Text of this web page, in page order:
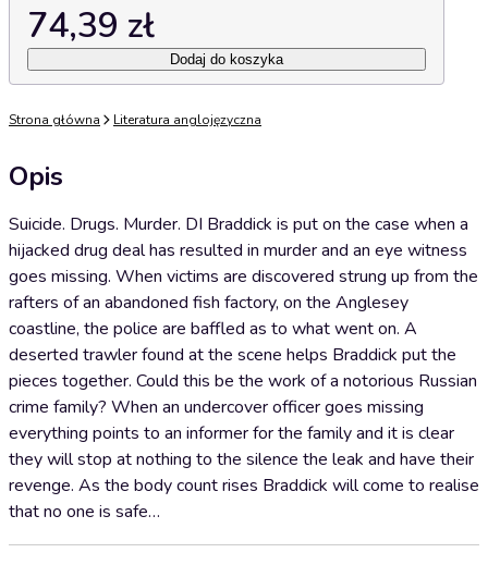
74,39 zł
Dodaj do koszyka
Strona główna Literatura anglojęzyczna
Opis
Suicide. Drugs. Murder. DI Braddick is put on the case when a
hijacked drug deal has resulted in murder and an eye witness
goes missing. When victims are discovered strung up from the
rafters of an abandoned fish factory, on the Anglesey
coastline, the police are baffled as to what went on. A
deserted trawler found at the scene helps Braddick put the
pieces together. Could this be the work of a notorious Russian
crime family? When an undercover officer goes missing
everything points to an informer for the family and it is clear
they will stop at nothing to the silence the leak and have their
revenge. As the body count rises Braddick will come to realise
that no one is safe…